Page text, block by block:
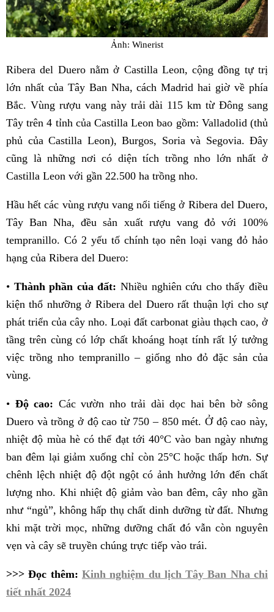
Ảnh: Winerist
Ribera del Duero nằm ở Castilla Leon, cộng đồng tự trị
lớn nhất của Tây Ban Nha, cách Madrid hai giờ về phía
Bắc. Vùng rượu vang này trải dài 115 km từ Đông sang
Tây trên 4 tỉnh của Castilla Leon bao gồm: Valladolid (thủ
phủ của Castilla Leon), Burgos, Soria và Segovia. Đây
cũng là những nơi có diện tích trồng nho lớn nhất ở
Castilla Leon với gần 22.500 ha trồng nho.
Hầu hết các vùng rượu vang nổi tiếng ở Ribera del Duero,
Tây Ban Nha, đều sản xuất rượu vang đỏ với 100%
tempranillo. Có 2 yếu tố chính tạo nên loại vang đỏ hảo
hạng của Ribera del Duero:
• Thành phần của đất: Nhiều nghiên cứu cho thấy điều
kiện thổ nhưỡng ở Ribera del Duero rất thuận lợi cho sự
phát triển của cây nho. Loại đất carbonat giàu thạch cao, ở
tầng trên cùng có lớp chất khoáng hoạt tính rất lý tưởng
việc trồng nho tempranillo – giống nho đỏ đặc sản của
vùng.
• Độ cao: Các vườn nho trải dài dọc hai bên bờ sông
Duero và trồng ở độ cao từ 750 – 850 mét. Ở độ cao này,
nhiệt độ mùa hè có thể đạt tới 40°C vào ban ngày nhưng
ban đêm lại giảm xuống chỉ còn 25°C hoặc thấp hơn. Sự
chênh lệch nhiệt độ đột ngột có ảnh hưởng lớn đến chất
lượng nho. Khi nhiệt độ giảm vào ban đêm, cây nho gần
như “ngủ”, không hấp thụ chất dinh dưỡng từ đất. Nhưng
khi mặt trời mọc, những dưỡng chất đó vẫn còn nguyên
vẹn và cây sẽ truyền chúng trực tiếp vào trái.
>>> Đọc thêm: Kinh nghiệm du lịch Tây Ban Nha chi
tiết nhất 2024